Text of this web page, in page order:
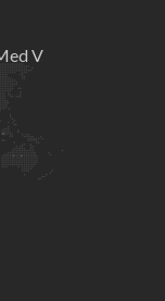
V